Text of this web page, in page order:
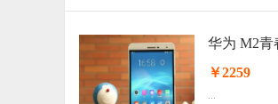
华为 M2青
￥2259
...